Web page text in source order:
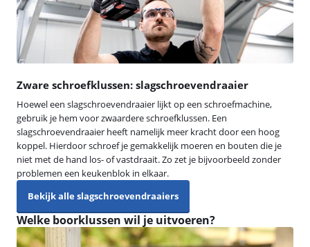
Zware schroefklussen: slagschroevendraaier
Hoewel een slagschroevendraaier lijkt op een schroefmachine,
gebruik je hem voor zwaardere schroefklussen. Een
slagschroevendraaier heeft namelijk meer kracht door een hoog
koppel. Hierdoor schroef je gemakkelijk moeren en bouten die je
niet met de hand los- of vastdraait. Zo zet je bijvoorbeeld zonder
problemen een keukenblok in elkaar.
Bekijk alle slagschroevendraaiers
Welke boorklussen wil je uitvoeren?